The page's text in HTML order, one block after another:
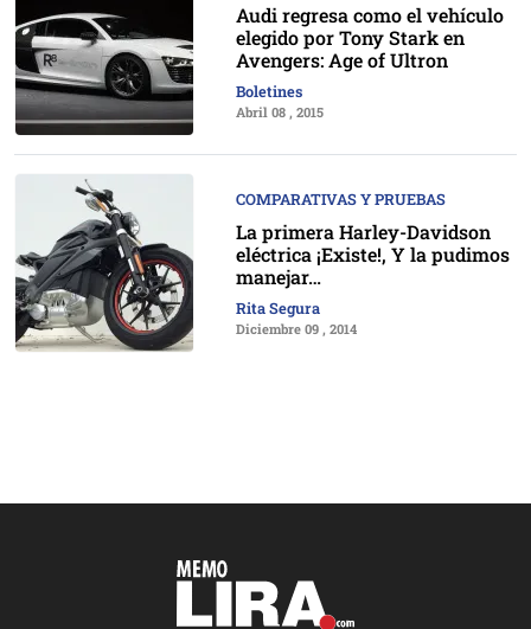
Audi regresa como el vehículo
elegido por Tony Stark en
Avengers: Age of Ultron
Boletines
Abril 08 , 2015
COMPARATIVAS Y PRUEBAS
La primera Harley-Davidson
eléctrica ¡Existe!, Y la pudimos
manejar…
Rita Segura
Diciembre 09 , 2014